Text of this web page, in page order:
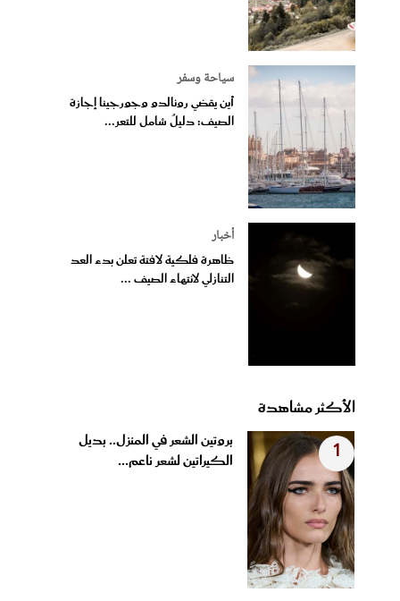
سياحة وسفر
أين يقضي رونالدو وجورجينا إجازة
الصيف: دليلٌ شامل للتعر...
أخبار
ظاهرة فلكية لافتة تعلن بدء العد
التنازلي لانتهاء الصيف ...
الأكثر مشاهدة
1
بروتين الشعر في المنزل.. بديل
الكيراتين لشعر ناعم...